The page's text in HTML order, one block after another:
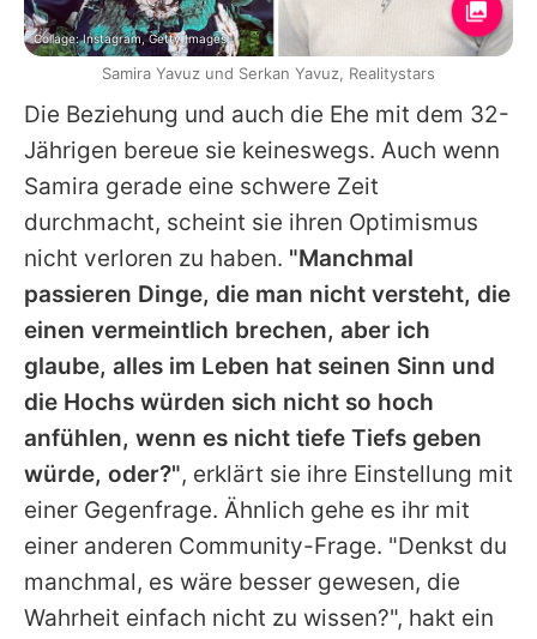
Die Beziehung und auch die Ehe mit dem 32-
Jährigen bereue sie keineswegs. Auch wenn
Samira gerade eine schwere Zeit
durchmacht, scheint sie ihren Optimismus
nicht verloren zu haben. "Manchmal
passieren Dinge, die man nicht versteht, die
einen vermeintlich brechen, aber ich
glaube, alles im Leben hat seinen Sinn und
die Hochs würden sich nicht so hoch
anfühlen, wenn es nicht tiefe Tiefs geben
würde, oder?", erklärt sie ihre Einstellung mit
einer Gegenfrage. Ähnlich gehe es ihr mit
einer anderen Community-Frage. "Denkst du
manchmal, es wäre besser gewesen, die
Wahrheit einfach nicht zu wissen?", hakt ein
Collage: Instagram, Getty Images
Samira Yavuz und Serkan Yavuz, Realitystars